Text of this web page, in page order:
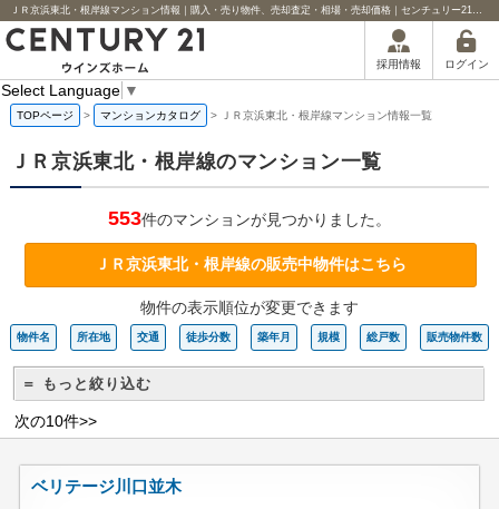
ＪＲ京浜東北・根岸線マンション情報｜購入・売り物件、売却査定・相場・売却価格｜センチュリー21ウインズホーム
採用情報 ログイン
Select Language ▼
TOPページ > マンションカタログ > ＪＲ京浜東北・根岸線マンション情報一覧
ＪＲ京浜東北・根岸線のマンション一覧
553件のマンションが見つかりました。
ＪＲ京浜東北・根岸線の販売中物件はこちら
物件の表示順位が変更できます
物件名 所在地 交通 徒歩分数 築年月 規模 総戸数 販売物件数
＝ もっと絞り込む
次の10件>>
ベリテージ川口並木